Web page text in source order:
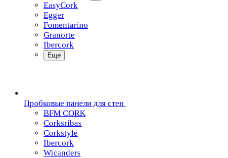
EasyCork
Egger
Fomentarino
Granorte
Ibercork
Еще
Пробковые панели для стен
BFM CORK
Corksribas
Corkstyle
Ibercork
Wicanders